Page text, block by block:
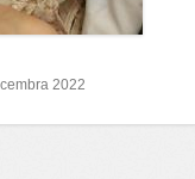
2022